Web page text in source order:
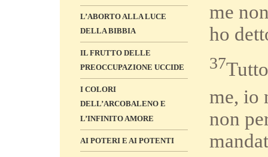
L’ABORTO ALLA LUCE
DELLA BIBBIA
IL FRUTTO DELLE
PREOCCUPAZIONE UCCIDE
I COLORI
DELL’ARCOBALENO E
L’INFINITO AMORE
AI POTERI E AI POTENTI
me
ho
37
me, io
non